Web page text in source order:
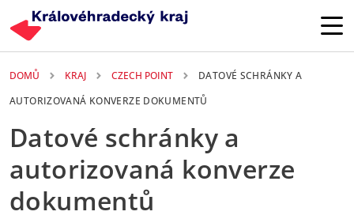
DOMŮ KRAJ CZECH POINT
DATOVÉ SCHRÁNKY A
AUTORIZOVANÁ KONVERZE DOKUMENTŮ
Datové schránky a
autorizovaná konverze
dokumentů